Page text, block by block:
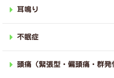
耳鳴り
不眠症
頭痛（緊張型・偏頭痛・群発